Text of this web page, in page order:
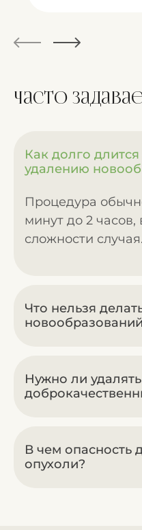
Часто
Как долго
удалению
Процедура
минут до 2 часов,
сложности случая.
Что нельзя
Нужно ли удалять
В чем опасность
опухоли?